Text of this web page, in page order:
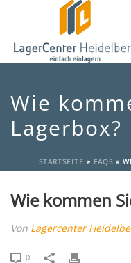
Wie
Lagerbox?
STARTSEITE » FAQS »
Wie kommen
Von Lagercenter
0